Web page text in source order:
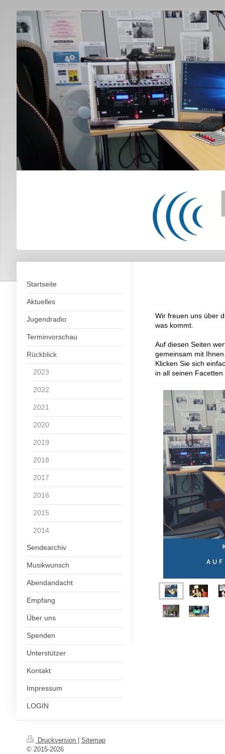
Startseite
Aktuelles
Jugendradio
Terminvorschau
Rückblick
2023
2022
2021
2020
2019
2018
2017
2016
2015
2014
Sendearchiv
Musikwunsch
Abendandacht
Empfang
Über uns
Spenden
Unterstützer
Kontakt
Impressum
LOGIN
Wir freuen uns über
was kommt.
Auf diesen Seiten
gemeinsam mit
Klicken Sie sich
in all seinen Facetten
Druckversion
Sitemap
© 2015-2026